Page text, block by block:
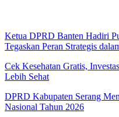
Ketua DPRD Banten Hadiri
Tegaskan Peran Strategis
Cek Kesehatan Gratis,
Lebih Sehat
DPRD Kabupaten Serang
Nasional Tahun 2026